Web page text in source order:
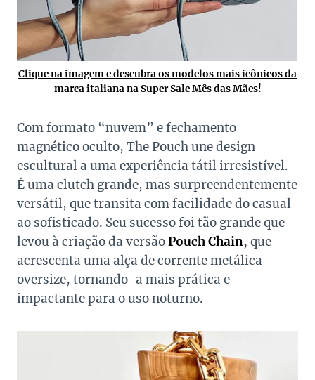
Clique na imagem e descubra os modelos mais icônicos da
marca italiana na Super Sale Mês das Mães!
Com formato “nuvem” e fechamento
magnético oculto, The Pouch une design
escultural a uma experiência tátil irresistível.
É uma clutch grande, mas surpreendentemente
versátil, que transita com facilidade do casual
ao sofisticado. Seu sucesso foi tão grande que
levou à criação da versãoPouch Chain, que
acrescenta uma alça de corrente metálica
oversize, tornando-a mais prática e
impactante para o uso noturno.